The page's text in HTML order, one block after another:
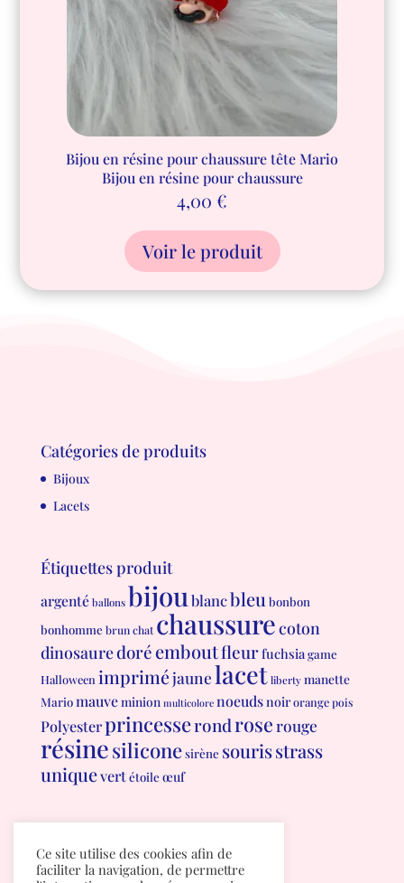
Bijou en résine pour chaussure tête Mario
Bijou en résine pour chaussure
4,00 €
Voir le produit
Catégories de produits
Bijoux
Lacets
Étiquettes produit
argenté ballons bijou blancbleu bonbon
bonhomme brun chat chaussurecoton
dinosauredoré emboutfleurfuchsiagame
Halloween impriméjaunelacet liberty manette
Mariomauveminion multicolore noeudsnoirorange pois
Polyesterprincesserondroserouge
résinesiliconesirène sourisstrass
uniquevertétoile œuf
Politique de confidentialité
Ce site utilise des cookies afin de
faciliter la navigation, de permettre